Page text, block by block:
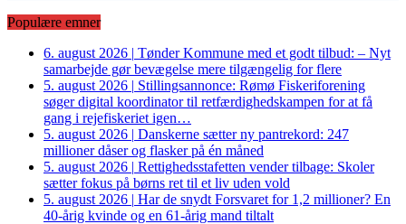
Populære emner
6. august 2026 | Tønder Kommune med et godt tilbud: – Nyt
samarbejde gør bevægelse mere tilgængelig for flere
5. august 2026 | Stillingsannonce: Rømø Fiskeriforening
søger digital koordinator til retfærdighedskampen for at få
gang i rejefiskeriet igen…
5. august 2026 | Danskerne sætter ny pantrekord: 247
millioner dåser og flasker på én måned
5. august 2026 | Rettighedsstafetten vender tilbage: Skoler
sætter fokus på børns ret til et liv uden vold
5. august 2026 | Har de snydt Forsvaret for 1,2 millioner? En
40-årig kvinde og en 61-årig mand tiltalt